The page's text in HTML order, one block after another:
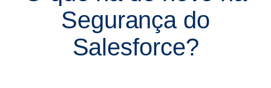
Segurança do
Salesforce?